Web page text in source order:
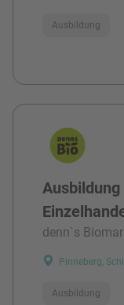
Ausbildung
denn`s
Pinneberg,
Ausbildung